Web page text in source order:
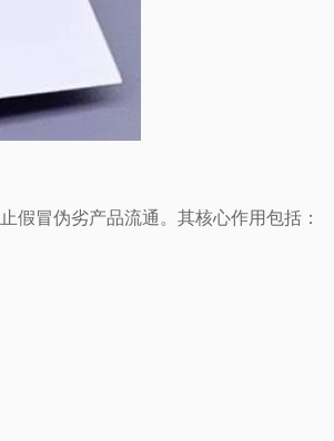
假冒伪劣产品流通。其核心作用包括：